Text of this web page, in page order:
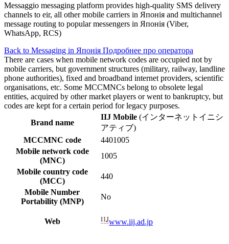
Messaggio messaging platform provides high-quality SMS delivery
channels to eir, all other mobile carriers in Японія and multichannel
message routing to popular messengers in Японія (Viber,
WhatsApp, RCS)
Back to Messaging in Японія Подробнее про оператора
There are cases when mobile network codes are occupied not by
mobile carriers, but government structures (military, railway, landline
phone authorities), fixed and broadband internet providers, scientific
organisations, etc. Some MCCMNCs belong to obsolete legal
entities, acquired by other market players or went to bankruptcy, but
codes are kept for a certain period for legacy purposes.
Brand name
IIJ Mobile (インターネットイニシ
アティブ)
MCCMNC code
4401005
Mobile network code
(MNC)
1005
Mobile country code
(MCC)
440
Mobile Number
Portability (MNP)
No
Web www.iij.ad.jp